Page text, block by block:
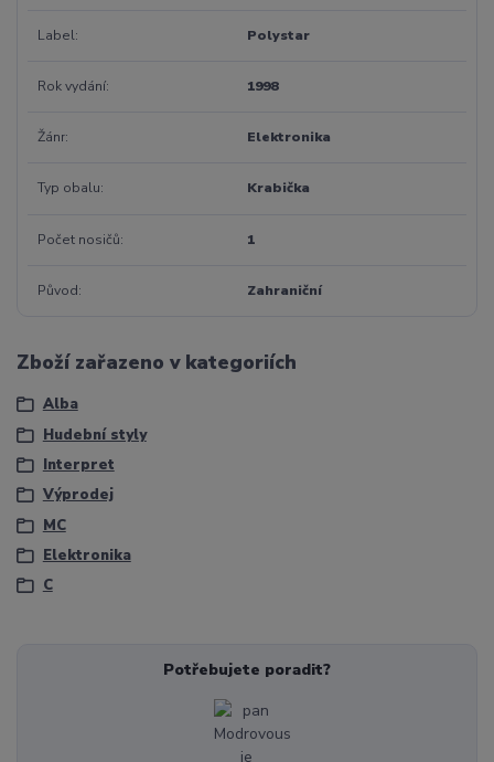
Label Polystar
Rok vydání 1998
Žánr Elektronika
Typ obalu Krabička
Počet nosičů 1
Původ Zahraniční
Zboží zařazeno v kategoriích
Alba
Hudební styly
Interpret
Výprodej
MC
Elektronika
C
Potřebujete poradit?